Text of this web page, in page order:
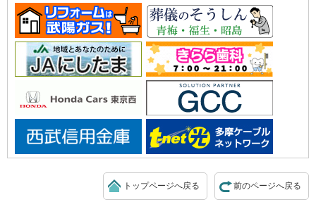
前のページへ戻る
トップページへ戻る